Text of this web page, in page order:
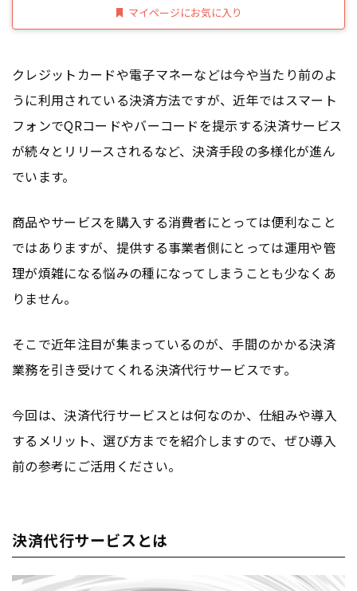
マイページにお気に入り
クレジットカードや電子マネーなどは今や当たり前のよ
うに利用されている決済方法ですが、近年ではスマート
フォンでQRコードやバーコードを提示する決済サービス
が続々とリリースされるなど、決済手段の多様化が進ん
でいます。
商品やサービスを購入する消費者にとっては便利なこと
ではありますが、提供する事業者側にとっては運用や管
理が煩雑になる悩みの種になってしまうことも少なくあ
りません。
そこで近年注目が集まっているのが、手間のかかる決済
業務を引き受けてくれる決済代行サービスです。
今回は、決済代行サービスとは何なのか、仕組みや導入
するメリット、選び方までを紹介しますので、ぜひ導入
前の参考にご活用ください。
決済代行サービスとは